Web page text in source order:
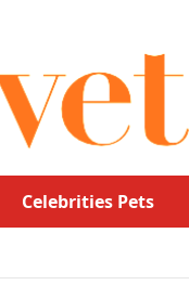
Celebrities Pets